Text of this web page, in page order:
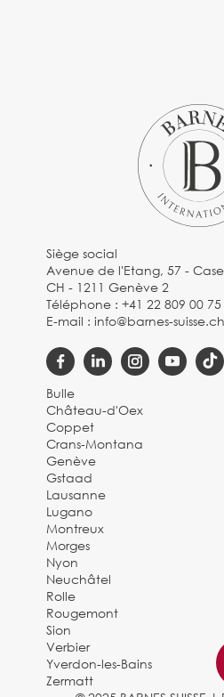
Siège social
Avenue de l'Etang, 57 -
CH - 1211 Genève 2
Téléphone :+41 22 809 00 75
E-mail :info@barnes-suisse.ch
Bulle
Château-d'Oex
Coppet
Crans-Montana
Genève
Gstaad
Lausanne
Lugano
Montreux
Morges
Nyon
Neuchâtel
Rolle
Rougemont
Sion
Verbier
Yverdon-les-Bains
Zermatt